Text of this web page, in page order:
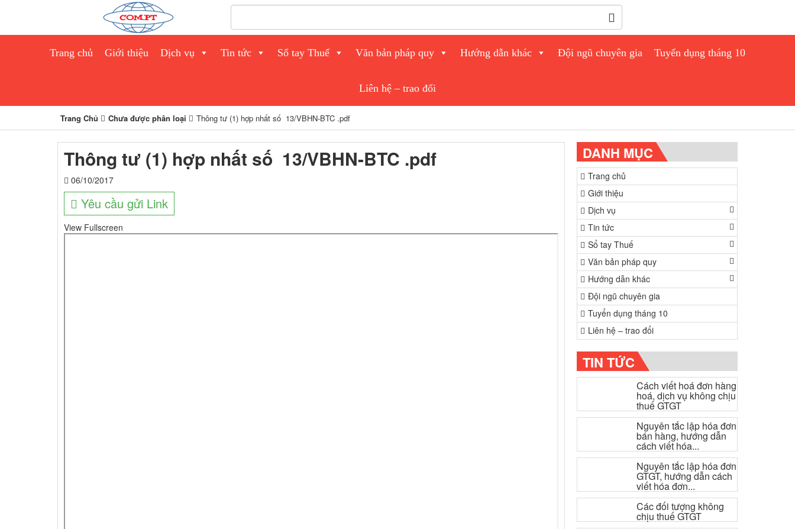
Trang chủ Giới thiệu Dịch vụ Tin tức Sổ tay Thuế Văn bản pháp quy Hướng dẫn khác Đội ngũ chuyên gia Tuyển dụng tháng 10
Liên hệ – trao đổi
Trang Chủ Chưa được phân loại Thông tư (1) hợp nhất số 13/VBHN-BTC .pdf
Thông tư (1) hợp nhất số 13/VBHN-BTC .pdf
06/10/2017
Yêu cầu gửi Link
View Fullscreen
DANH MỤC
Trang chủ
Giới thiệu
Dịch vụ
Tin tức
Sổ tay Thuế
Văn bản pháp quy
Hướng dẫn khác
Đội ngũ chuyên gia
Tuyển dụng tháng 10
Liên hệ – trao đổi
TIN TỨC
Cách viết hoá đơn hàng
hoá, dịch vụ không chịu
thuế GTGT
Nguyên tắc lập hóa đơn
bán hàng, hướng dẫn
cách viết hóa...
Nguyên tắc lập hóa đơn
GTGT, hướng dẫn cách
viết hóa đơn...
Các đối tượng không
chịu thuế GTGT